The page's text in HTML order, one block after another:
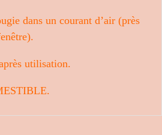
dans un courant d’air (près
utilisation.